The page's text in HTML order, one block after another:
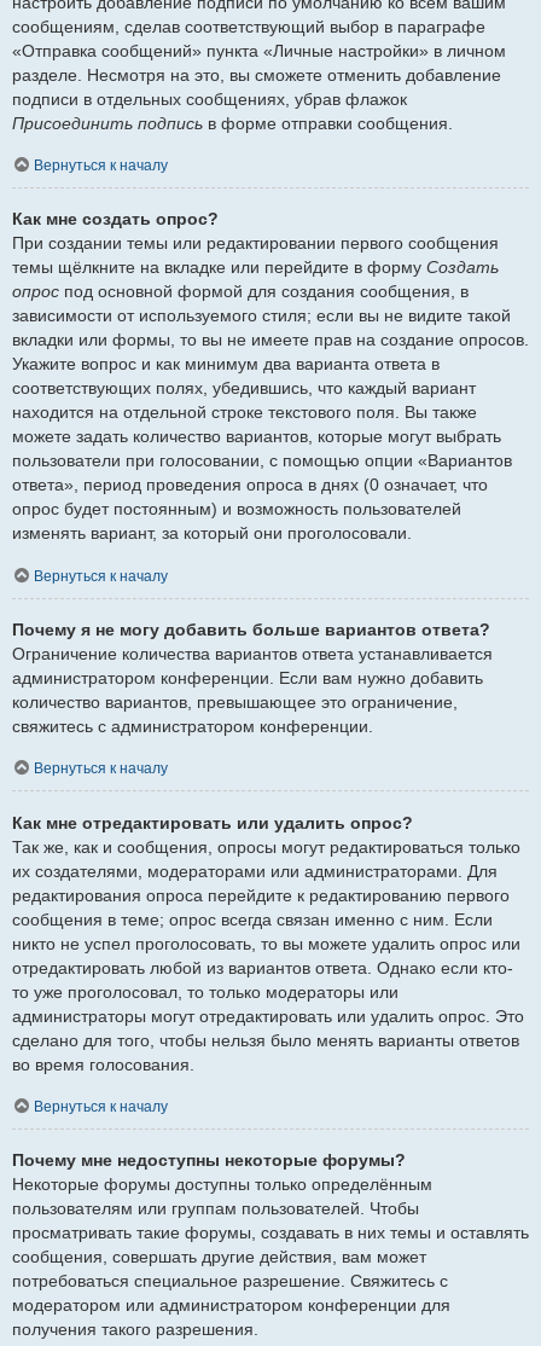
сообщениям, сделав соответствующий выбор в параграфе
«Отправка сообщений» пункта «Личные настройки» в личном
разделе. Несмотря на это, вы сможете отменить добавление
подписи в отдельных сообщениях, убрав флажок
Присоединить подпись в форме отправки сообщения.
Вернуться к началу
Как мне создать опрос?
При создании темы или редактировании первого сообщения
темы щёлкните на вкладке или перейдите в форму Создать
опрос под основной формой для создания сообщения, в
зависимости от используемого стиля; если вы не видите такой
вкладки или формы, то вы не имеете прав на создание опросов.
Укажите вопрос и как минимум два варианта ответа в
соответствующих полях, убедившись, что каждый вариант
находится на отдельной строке текстового поля. Вы также
можете задать количество вариантов, которые могут выбрать
пользователи при голосовании, с помощью опции «Вариантов
ответа», период проведения опроса в днях (0 означает, что
опрос будет постоянным) и возможность пользователей
изменять вариант, за который они проголосовали.
Вернуться к началу
Почему я не могу добавить больше вариантов ответа?
Ограничение количества вариантов ответа устанавливается
администратором конференции. Если вам нужно добавить
количество вариантов, превышающее это ограничение,
свяжитесь с администратором конференции.
Вернуться к началу
Как мне отредактировать или удалить опрос?
Так же, как и сообщения, опросы могут редактироваться только
их создателями, модераторами или администраторами. Для
редактирования опроса перейдите к редактированию первого
сообщения в теме; опрос всегда связан именно с ним. Если
никто не успел проголосовать, то вы можете удалить опрос или
отредактировать любой из вариантов ответа. Однако если кто-
то уже проголосовал, то только модераторы или
администраторы могут отредактировать или удалить опрос. Это
сделано для того, чтобы нельзя было менять варианты ответов
во время голосования.
Вернуться к началу
Почему мне недоступны некоторые форумы?
Некоторые форумы доступны только определённым
пользователям или группам пользователей. Чтобы
просматривать такие форумы, создавать в них темы и оставлять
сообщения, совершать другие действия, вам может
потребоваться специальное разрешение. Свяжитесь с
модератором или администратором конференции для
получения такого разрешения.